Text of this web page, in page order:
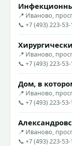
📍 Иваново,
📞 +7 (493) 223-
📍 Иваново,
📞 +7 (493) 223-
Дом, в
📍 Иваново,
📞 +7 (493) 223-
📍 Иваново,
📞 +7 (493) 223-